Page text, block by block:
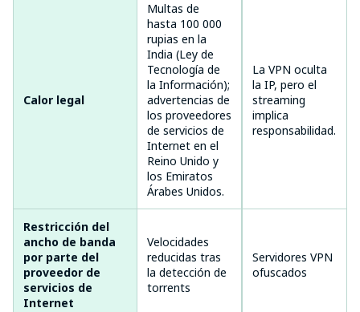
Calor legal
Multas de
hasta 100 000
rupias en la
India (Ley de
Tecnología de
la Información);
advertencias de
los proveedores
de servicios de
Internet en el
Reino Unido y
los Emiratos
Árabes Unidos.
Medio (en
aumento con la
supervisión de
la IA)
La VPN oculta
la IP, pero el
streaming
implica
responsabilidad.
Restricción del
ancho de banda
por parte del
proveedor de
servicios de
Internet
Velocidades
reducidas tras
la detección de
torrents
Alto en
India/Singapur
Servidores VPN
ofuscados